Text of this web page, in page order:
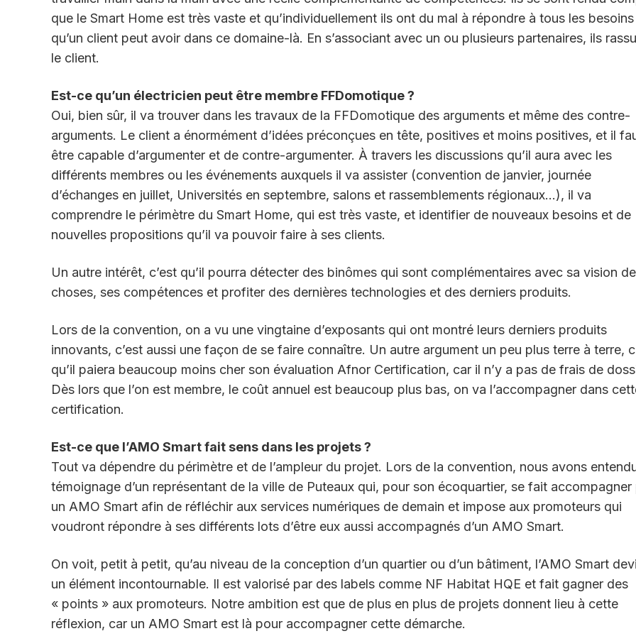
que le Smart Home est très vaste et qu’individuellement ils ont du mal à répondre à tous les besoins
qu’un client peut avoir dans ce domaine-là. En s’associant avec un ou plusieurs partenaires, ils
le client.
Est-ce qu’un électricien peut être membre FFDomotique ?
Oui, bien sûr, il va trouver dans les travaux de la FFDomotique des arguments et même des contre-
arguments. Le client a énormément d’idées préconçues en tête, positives et moins positives, et il
être capable d’argumenter et de contre-argumenter. À travers les discussions qu’il aura avec les
différents membres ou les événements auxquels il va assister (convention de janvier, journée
d’échanges en juillet, Universités en septembre, salons et rassemblements régionaux…), il va
comprendre le périmètre du Smart Home, qui est très vaste, et identifier de nouveaux besoins et de
nouvelles propositions qu’il va pouvoir faire à ses clients.
Un autre intérêt, c’est qu’il pourra détecter des binômes qui sont complémentaires avec sa vision
choses, ses compétences et profiter des dernières technologies et des derniers produits.
Lors de la convention, on a vu une vingtaine d’exposants qui ont montré leurs derniers produits
innovants, c’est aussi une façon de se faire connaître. Un autre argument un peu plus terre à terre,
qu’il paiera beaucoup moins cher son évaluation Afnor Certification, car il n’y a pas de frais de
Dès lors que l’on est membre, le coût annuel est beaucoup plus bas, on va l’accompagner dans
certification.
Est-ce que l’AMO Smart fait sens dans les projets ?
Tout va dépendre du périmètre et de l’ampleur du projet. Lors de la convention, nous avons
témoignage d’un représentant de la ville de Puteaux qui, pour son écoquartier, se fait accompagner
un AMO Smart afin de réfléchir aux services numériques de demain et impose aux promoteurs qui
voudront répondre à ses différents lots d’être eux aussi accompagnés d’un AMO Smart.
On voit, petit à petit, qu’au niveau de la conception d’un quartier ou d’un bâtiment, l’AMO Smart
un élément incontournable. Il est valorisé par des labels comme NF Habitat HQE et fait gagner des
« points » aux promoteurs. Notre ambition est que de plus en plus de projets donnent lieu à cette
réflexion, car un AMO Smart est là pour accompagner cette démarche.